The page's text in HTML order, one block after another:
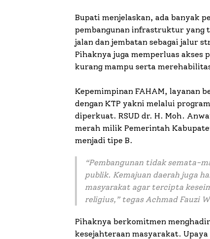
Bupati menjelaskan, ada banyak
pembangunan infrastruktur yang
jalan dan jembatan sebagai jalur
Pihaknya juga memperluas akses
kurang mampu serta
Kepemimpinan FAHAM, layanan
dengan KTP yakni melalui
diperkuat. RSUD dr. H. Moh.
merah milik Pemerintah
menjadi tipe B.
“Pembangunan tidak semata-
publik. Kemajuan daerah juga
masyarakat agar tercipta
religius,” tegas Achmad Fauzi
Pihaknya berkomitmen
kesejahteraan masyarakat.